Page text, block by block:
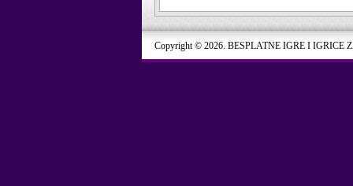
Copyright © 2026. BESPLATNE IGRE I IGRICE